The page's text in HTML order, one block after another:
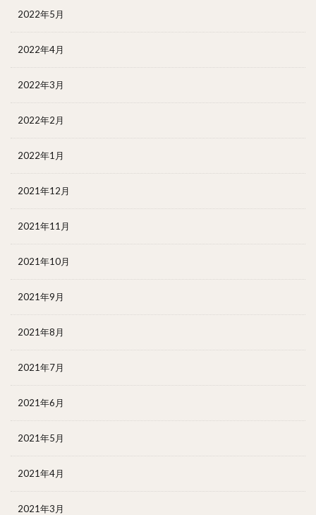
2022年5月
2022年4月
2022年3月
2022年2月
2022年1月
2021年12月
2021年11月
2021年10月
2021年9月
2021年8月
2021年7月
2021年6月
2021年5月
2021年4月
2021年3月